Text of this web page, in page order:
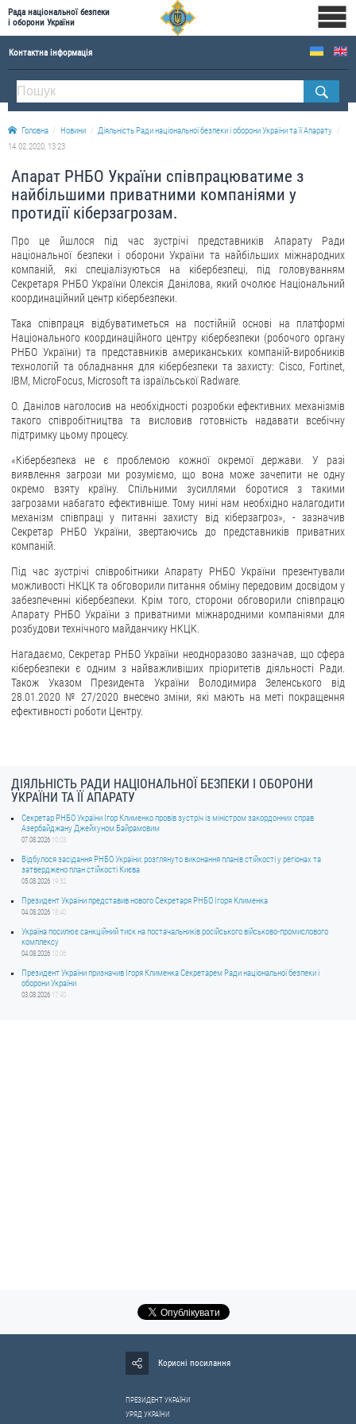
Рада національної безпеки
і оборони України
Контактна інформація
ПРО РНБОУ
Склад Ради національної безпеки і оборони України
Апарат Ради національної безпеки і оборони України
Історична довідка про діяльність Ради національної безпеки і оборони України
ОФІЦІЙНІ ДОКУМЕНТИ
ПРЕСЦЕНТР
Новини
Drone Deals
Фотогалерея
Відеогалерея
ЗВЕРНЕННЯ ГРОМАДЯН
Звернення громадян
Електронне звернення
ДОСТУП ДО ПУБЛІЧНОЇ ІНФОРМАЦІЇ
Організація доступу до публічної інформації
Запит на отримання публічної інформації
Облік публічної інформації
Питання запобігання корупції
Публічні закупівлі
Внутрішній аудит
ДЕРЖАВНИЙ РЕЄСТР САНКЦІЙ
Головна Новини
Діяльність Ради національної безпеки і оборони України та її Апарату
14.02.2020, 13:23
Апарат РНБО України співпрацюватиме з
найбільшими приватними компаніями у
протидії кіберзагрозам.
Про це йшлося під час зустрічі представників Апарату Ради
національної безпеки і оборони України та найбільших міжнародних
компаній, які спеціалізуються на кібербезпеці, під головуванням
Секретаря РНБО України Олексія Данілова, який очолює Національний
координаційний центр кібербезпеки.
Така співпраця відбуватиметься на постійній основі на платформі
Національного координаційного центру кібербезпеки (робочого органу
РНБО України) та представників американських компаній-виробників
технологій та обладнання для кібербезпеки та захисту: Cisco, Fortinet,
IBM, MicroFocus, Microsoft та ізраїльської Radware.
О. Данілов наголосив на необхідності розробки ефективних механізмів
такого співробітництва та висловив готовність надавати всебічну
підтримку цьому процесу.
«Кібербезпека не є проблемою кожної окремої держави. У разі
виявлення загрози ми розуміємо, що вона може зачепити не одну
окремо взяту країну. Спільними зусиллями боротися з такими
загрозами набагато ефективніше. Тому нині нам необхідно налагодити
механізм співпраці у питанні захисту від кіберзагроз», - зазначив
Секретар РНБО України, звертаючись до представників приватних
компаній.
Під час зустрічі співробітники Апарату РНБО України презентували
можливості НКЦК та обговорили питання обміну передовим досвідом у
забезпеченні кібербезпеки. Крім того, сторони обговорили співпрацю
Апарату РНБО України з приватними міжнародними компаніями для
розбудови технічного майданчику НКЦК.
Нагадаємо, Секретар РНБО України неодноразово зазначав, що сфера
кібербезпеки є одним з найважливіших пріоритетів діяльності Ради.
Також Указом Президента України Володимира Зеленського від
28.01.2020 № 27/2020 внесено зміни, які мають на меті покращення
ефективності роботи Центру.
ДІЯЛЬНІСТЬ РАДИ НАЦІОНАЛЬНОЇ БЕЗПЕКИ І ОБОРОНИ
УКРАЇНИ ТА ЇЇ АПАРАТУ
Секретар РНБО України Ігор Клименко провів зустріч із міністром закордонних справ
Азербайджану Джейхуном Байрамовим
07.08.2026 10:03
Відбулося засідання РНБО України: розглянуто виконання планів стійкості у регіонах та
затверджено план стійкості Києва
05.08.2026 19:52
Президент України представив нового Секретаря РНБО Ігоря Клименка
04.08.2026 18:40
Україна посилює санкційний тиск на постачальників російського військово-промислового
комплексу
04.08.2026 10:06
Президент України призначив Ігоря Клименка Секретарем Ради національної безпеки і
оборони України
03.08.2026 17:40
Корисні посилання
ПРЕЗИДЕНТ УКРАЇНИ
УРЯД УКРАЇНИ